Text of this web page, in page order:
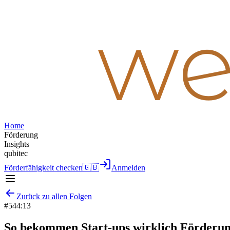
Home
Förderung
Insights
qubitec
Förderfähigkeit checken🇬🇧 Anmelden
Zurück zu allen Folgen
#544:13